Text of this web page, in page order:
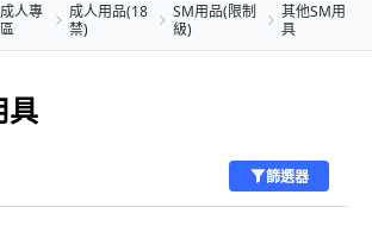
成人專
區
成人用品(18
禁)
SM用品(限制
級)
其他SM用
具
具
篩選器